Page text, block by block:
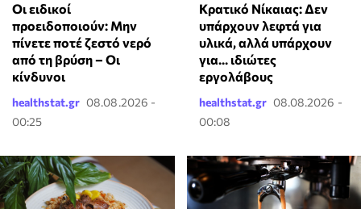
Οι ειδικοί
προειδοποιούν: Μην
πίνετε ποτέ ζεστό νερό
από τη βρύση – Οι
κίνδυνοι
healthstat.gr 08.08.2026 -
00:25
Κρατικό Νίκαιας: Δεν
υπάρχουν λεφτά για
υλικά, αλλά υπάρχουν
για... ιδιώτες
εργολάβους
healthstat.gr 08.08.2026 -
00:08